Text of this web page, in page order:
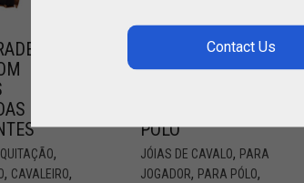
,
, CAVALEIRO,
COLAR DE
METAL E
POLO
JÓIAS DE CAVALO, PARA
JOGADOR, PARA PÓLO,